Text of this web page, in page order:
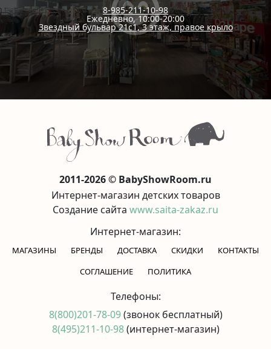
8-985-211-10-98
Ежедневно, 10:00-20:00
Звездный бульвар 21с1, 3 этаж, правое крыло
2011-2026 © BabyShowRoom.ru
Интернет-магазин детских товаров
Создание сайта www.saita-zakaz.ru
Интернет-магазин:
МАГАЗИНЫ БРЕНДЫ ДОСТАВКА СКИДКИ
КОНТАКТЫ
CОГЛАШЕНИЕ
ПОЛИТИКА
Телефоны:
8(800)201-78-09(звонок бесплатный)
8(495)211-10-98(интернет-магазин)